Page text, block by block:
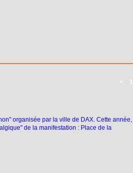
< 1
organisée par la ville de DAX. Cette année,
de la manifestation : Place de la